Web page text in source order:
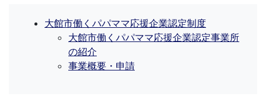
大館市働くパパママ応援企業認定制度
大館市働くパパママ応援企業認定事業所
の紹介
事業概要・申請